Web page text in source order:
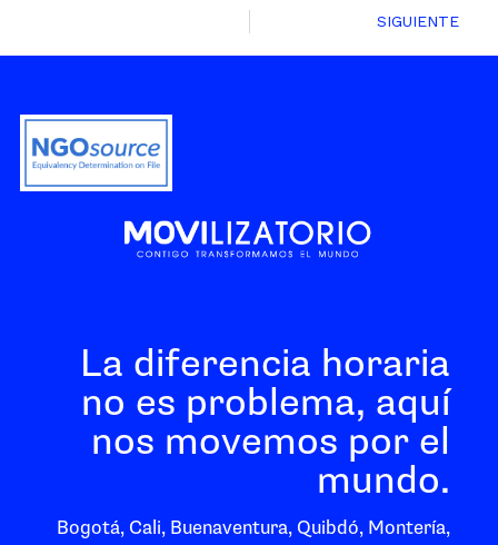
SIGUIENTE
La diferencia horaria
no es problema, aquí
nos movemos por el
mundo.
Bogotá, Cali, Buenaventura, Quibdó, Montería,